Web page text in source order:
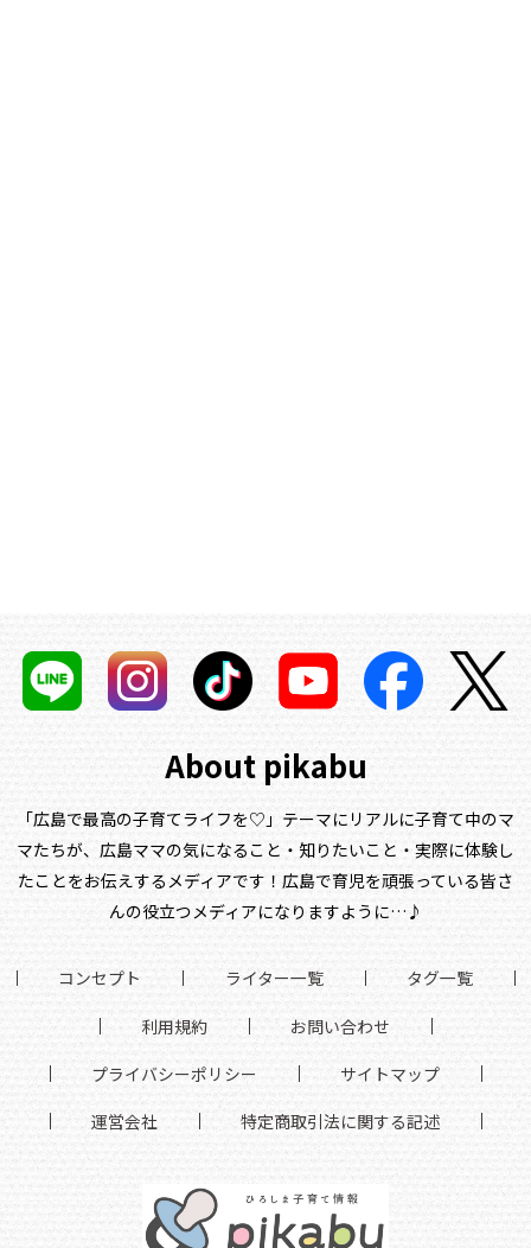
About pikabu
「広島で最高の子育てライフを♡」テーマにリアルに子育て中のマ
マたちが、 広島ママの気になること・知りたいこと・実際に体験し
たことをお伝えするメディアです！ 広島で育児を頑張っている皆さ
んの役立つメディアになりますように…♪
コンセプト ライター一覧 タグ一覧
利用規約 お問い合わせ
プライバシーポリシー サイトマップ
運営会社 特定商取引法に関する記述